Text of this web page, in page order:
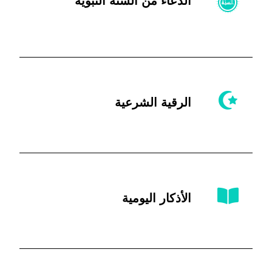
الرقية الشرعية
الأذكار اليومية